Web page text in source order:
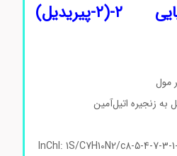
خواص شیمیایی ۲-(۲-پیریدیل)
زنجیره اتیل‌آمین
InChI: 1S/C7H10N2/c8-5-4-